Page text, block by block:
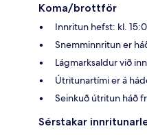
Koma/brottför
Innritun hefst: kl.
Snemminnritun er
Lágmarksaldur við
Útritunartími er á
Seinkuð útritun háð
Sérstakar